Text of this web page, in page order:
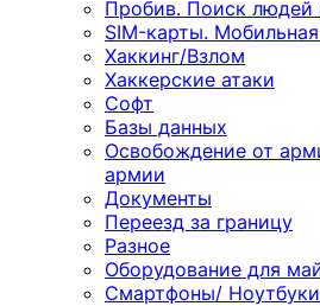
Пробив. Поиск
SIM-карты. Мобильная
Хаккинг/Взлом
Хаккерские атаки
Софт
Базы данных
Освобождение от
армии
Документы
Переезд за границу
Разное
Оборудование для
Смартфоны/